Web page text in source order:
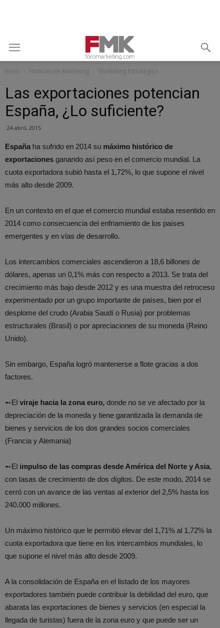
Inicio Noticias de Marketing Marketing Estratégico
Las exportaciones potencian
España, ¿Lo suficiente?
24 abril, 2015
España ha sufrido en 2014 su máximo histórico de
exportaciones ganando así peso en el comercio mundial. La
cuota exportadora subió hasta el 1,72%, lo que supone el nivel
más alto desde 2009.
En un contexto en el que el comercio mundial estaba resentido en
2014 como consecuencia del enfriamiento de los países
emergentes y en vías de desarrollo.
Los intercambios comerciales ascendieron a 18,6 billones de
dólares, apenas un 0,1% más con respecto a 2013. Se trata del
crecimiento más bajo desde 2012 y es una muestra del retroceso
experimentado por un grupo importante de países, bien por el
desplome del crudo (Arabia Saudí o Rusia) por problemas
estructurales (Brasil) o por apreciaciones de su moneda (Reino
Unido).
Sin embargo, España logró mantenerse a flote gracias a dos
factores.
➻El viraje hacia la zona euro, donde no se ve afectado por la
depreciación de la moneda y tiene garantizada la demanda de
bienes y servicios de los dos grandes socios comerciales
(Francia y Alemania)
➻El impulso de las compras desde América del Norte y Asia,
con tasas de crecimiento de dos dígitos. De este modo, 2014 se
cerró con un avance de las ventas al exterior del 2,5% hasta los
240.000 millones.
Un máximo histórico que le permitió elevar del 1,71% al 1,72% la
cuota exportadora que tiene en los intercambios mundiales, lo
que supone el nivel más alto desde 2009.
A la consolidación de España en el listado de los mayores
exportadores también puede contribuir la debilidad del euro, que
abarata las exportaciones de bienes y servicios (en especial la
llegada de turistas) fuera de la zona euro y que puede ser un